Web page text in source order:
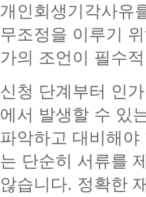
개인회생기각사유
무조정을 이루기
가의 조언이 필수
신청 단계부터 인
에서 발생할 수 있
파악하고 대비해
는 단순히 서류를
않습니다. 정확한